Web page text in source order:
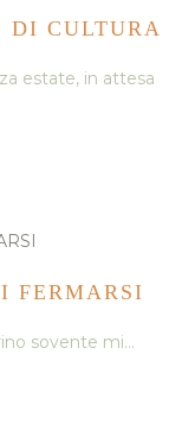
DI CULTURA
estate, in attesa
FERMARSI
sovente mi…